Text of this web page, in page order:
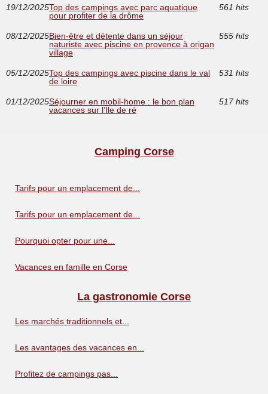
19/12/2025Top des campings avec parc aquatique
pour profiter de la drôme
561 hits
08/12/2025Bien-être et détente dans un séjour
naturiste avec piscine en provence à origan
village
555 hits
05/12/2025Top des campings avec piscine dans le val
de loire
531 hits
01/12/2025Séjourner en mobil-home : le bon plan
vacances sur l’Île de ré
517 hits
Camping Corse
Tarifs pour un emplacement de...
Tarifs pour un emplacement de...
Pourquoi opter pour une...
Vacances en famille en Corse
La gastronomie Corse
Les marchés traditionnels et...
Les avantages des vacances en...
Profitez de campings pas...